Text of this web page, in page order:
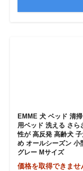
EMME 犬 ベッド 清
用ベッド 洗える さら
性が 高反発 高齢犬
め オールシーズン 小
グレー Mサイズ
価格を取得できませ